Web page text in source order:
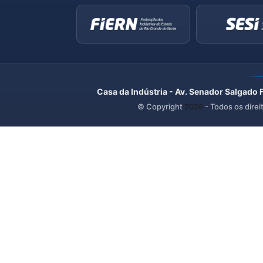
Casa da Indústria - Av. Senador
© Copyright 2026 - Todos os